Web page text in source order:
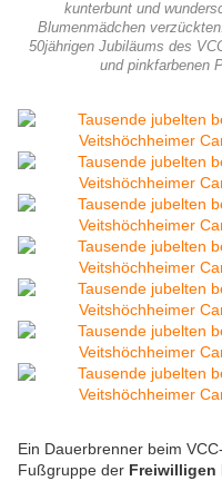
kunterbunt und
Blumenmädchen
50jährigen Jubiläums des
und pinkfarbenen
Ein Dauerbrenner beim
Fußgruppe der Freiwilligen